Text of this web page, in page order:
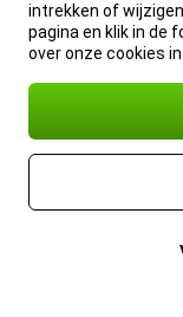
intrekken of
pagina en klik in de
over onze cookies